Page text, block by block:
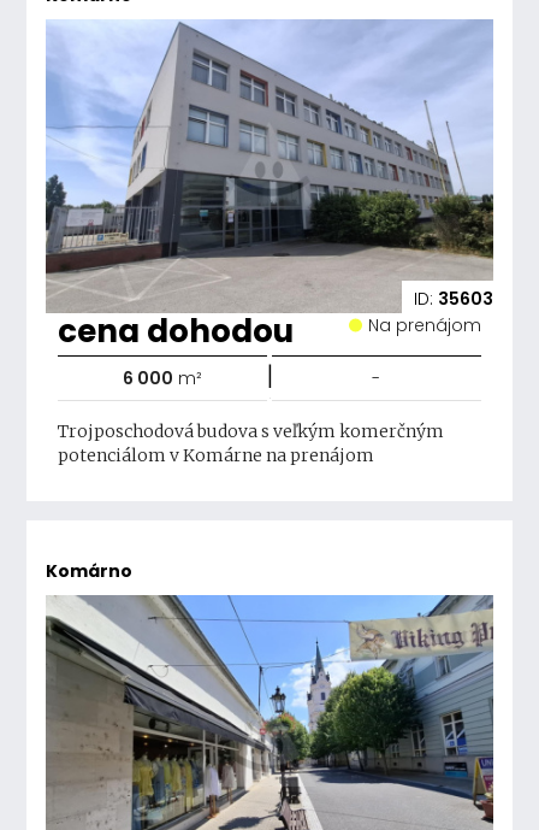
ID: 35603
cena dohodou Na prenájom
6 000 m² | -
Trojposchodová budova s veľkým komerčným
potenciálom v Komárne na prenájom
Komárno